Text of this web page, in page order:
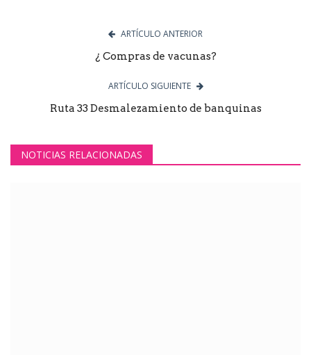
ARTÍCULO ANTERIOR
¿ Compras de vacunas?
ARTÍCULO SIGUIENTE
Ruta 33 Desmalezamiento de banquinas
NOTICIAS RELACIONADAS